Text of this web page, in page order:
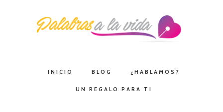
contenido
INICIO BLOG ¿HABLAMOS?
UN REGALO PARA TI